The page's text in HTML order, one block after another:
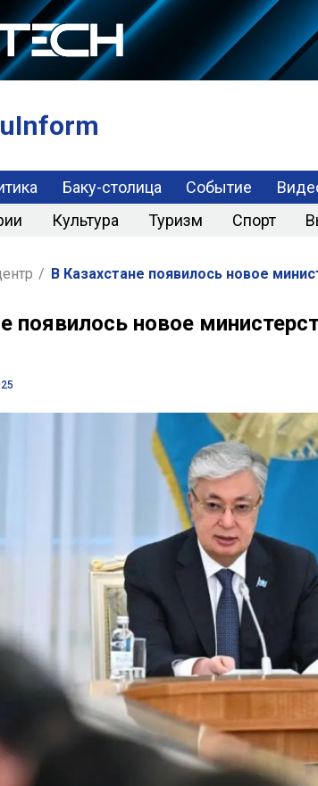
Баку-столица Событие
Культура Туризм Спорт
/ В Казахстане появилось новое
появилось новое